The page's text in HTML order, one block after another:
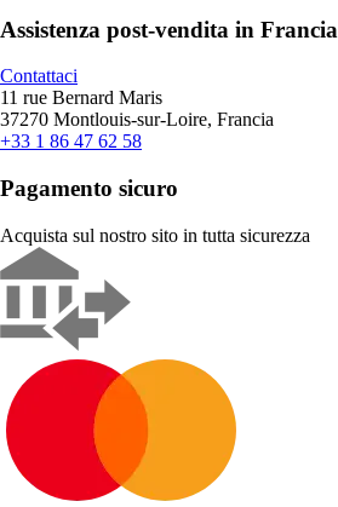
Assistenza post-vendita in Francia
Contattaci
11 rue Bernard Maris
37270 Montlouis-sur-Loire, Francia
+33 1 86 47 62 58
Pagamento sicuro
Acquista sul nostro sito in tutta sicurezza